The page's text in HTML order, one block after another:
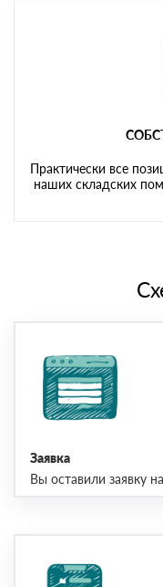
Практически все
наших складских
Заявка
Вы оставили заявку